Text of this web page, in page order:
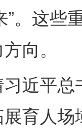
”。这些
向。
平总
育人